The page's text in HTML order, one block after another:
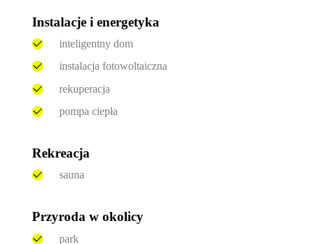
Instalacje i energetyka
inteligentny dom
instalacja fotowoltaiczna
rekuperacja
pompa ciepła
Rekreacja
sauna
Przyroda w okolicy
park